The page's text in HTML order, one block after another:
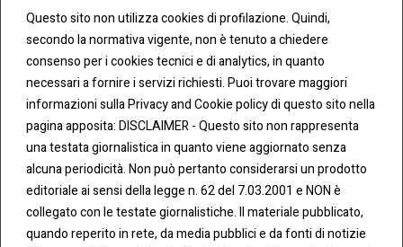
Questo sito non utilizza cookies di profilazione. Quindi,
secondo la normativa vigente, non è tenuto a chiedere
consenso per i cookies tecnici e di analytics, in quanto
necessari a fornire i servizi richiesti. Puoi trovare maggiori
informazioni sulla Privacy and Cookie policy di questo sito nella
pagina apposita: DISCLAIMER - Questo sito non rappresenta
una testata giornalistica in quanto viene aggiornato senza
alcuna periodicità. Non può pertanto considerarsi un prodotto
editoriale ai sensi della legge n. 62 del 7.03.2001 e NON è
collegato con le testate giornalistiche. Il materiale pubblicato,
quando reperito in rete, da media pubblici e da fonti di notizie
CONT
ATTI
Tel:
0283438.482
COO
KIE &
PRIV
ACY
Cookie